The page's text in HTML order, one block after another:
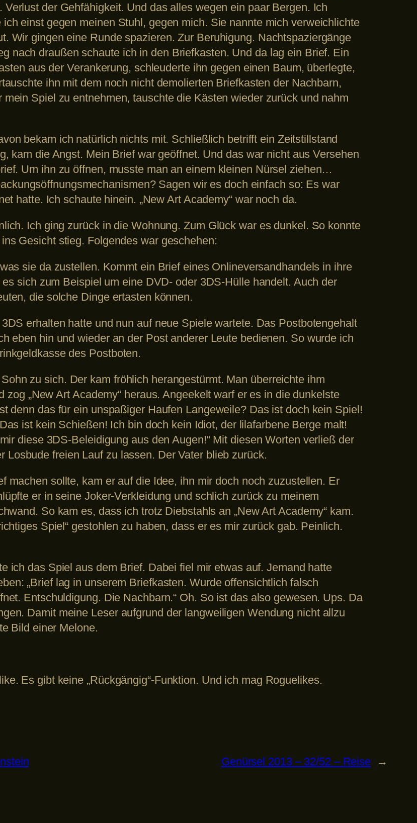
der Gehfähigkeit. Und das alles wegen ein paar Bergen. Ich
einst gegen meinen Stuhl, gegen mich. Sie nannte mich verweichlichte
Wir gingen eine Runde spazieren. Zur Beruhigung. Nachtspaziergänge
nach draußen schaute ich in den Briefkasten. Und da lag ein Brief. Ein
aus der Verankerung, schleuderte ihn gegen einen Baum, überlegte,
ihn mit dem noch nicht demolierten Briefkasten der Nachbarn,
Spiel zu entnehmen, tauschte die Kästen wieder zurück und nahm
bekam ich natürlich nichts mit. Schließlich betrifft ein Zeitstillstand
kam die Angst. Mein Brief war geöffnet. Und das war nicht aus Versehen
Um ihn zu öffnen, musste man an einem kleinen Nürsel ziehen…
Sagen wir es doch einfach so: Es war
hatte. Ich schaute hinein. „New Art Academy“ war noch da.
Ich ging zurück in die Wohnung. Zum Glück war es dunkel. So konnte
Gesicht stieg. Folgendes war geschehen:
sie da zustellen. Kommt ein Brief eines Onlineversandhandels in ihre
sich zum Beispiel um eine DVD- oder 3DS-Hülle handelt. Auch der
die solche Dinge ertasten können.
erhalten hatte und nun auf neue Spiele wartete. Das Postbotengehalt
eben hin und wieder an der Post anderer Leute bedienen. So wurde ich
des Postboten.
zu sich. Der kam fröhlich herangestürmt. Man überreichte ihm
„New Art Academy“ heraus. Angeekelt warf er es in die dunkelste
denn das für ein unspaßiger Haufen Langeweile? Das ist doch kein Spiel!
ist kein Schießen! Ich bin doch kein Idiot, der lilafarbene Berge malt!
diese 3DS-Beleidigung aus den Augen!“ Mit diesen Worten verließ der
Losbude freien Lauf zu lassen. Der Vater blieb zurück.
machen sollte, kam er auf die Idee, ihn mir doch noch zuzustellen. Er
er in seine Joker-Verkleidung und schlich zurück zu meinem
So kam es, dass ich trotz Diebstahls an „New Art Academy“ kam.
Spiel“ gestohlen zu haben, dass er es mir zurück gab. Peinlich.
ich das Spiel aus dem Brief. Dabei fiel mir etwas auf. Jemand hatte
„Brief lag in unserem Briefkasten. Wurde offensichtlich falsch
Entschuldigung. Die Nachbarn.“ Oh. So ist das also gewesen. Ups. Da
Damit meine Leser aufgrund der langweiligen Wendung nicht allzu
Bild einer Melone.
Es gibt keine „Rückgängig“-Funktion. Und ich mag Roguelikes.
Genürsel 2013 – 32/52 – Reise →